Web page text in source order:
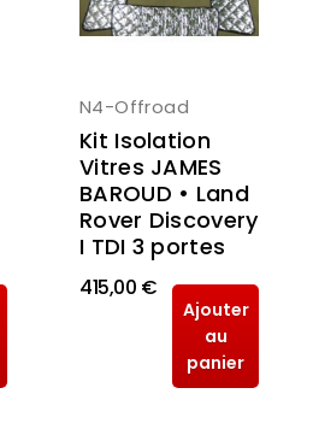
N4-Offroad
Kit Isolation
Vitres JAMES
BAROUD • Land
Rover Discovery
I TDI 3 portes
415,00 €
Ajouter
au
panier